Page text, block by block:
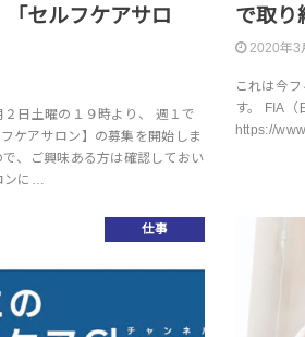
セルフケアサロ
日土曜の１９時より、 週１で
ケアサロン】の募集を開始しま
、ご興味ある方は確認しておい
ンに…
で取り
2020年3
これは今
す。 FIA（
https://
仕事